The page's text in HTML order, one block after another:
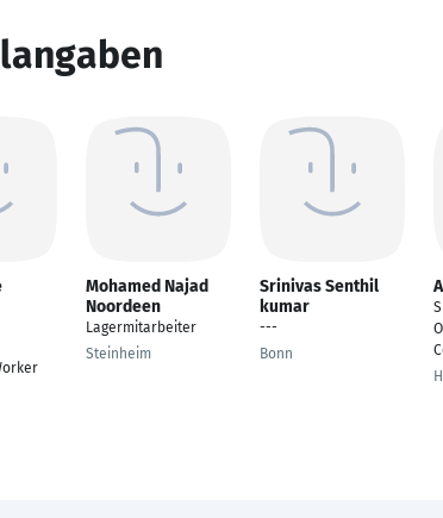
Mohamed Najad
Noordeen
Lagermitarbeiter
Steinheim
Srinivas Senthil
kumar
---
Bonn